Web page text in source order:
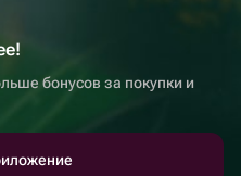
бонусов за покупки и